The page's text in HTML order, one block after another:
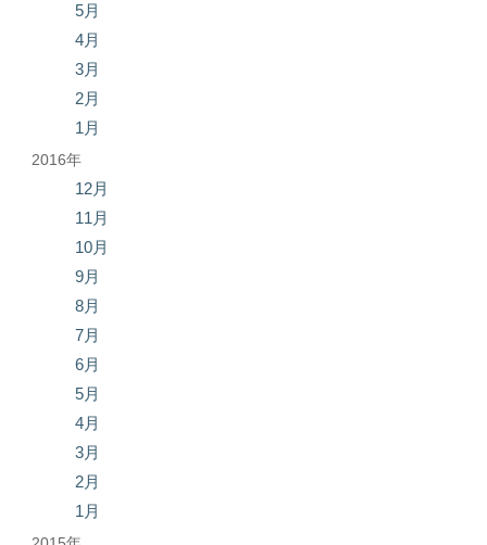
5月
4月
3月
2月
1月
2016年
12月
11月
10月
9月
8月
7月
6月
5月
4月
3月
2月
1月